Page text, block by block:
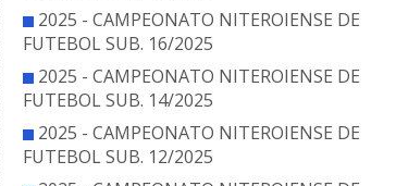
2025 - CAMPEONATO NITEROIENSE DE
FUTEBOL SUB. 16/2025
2025 - CAMPEONATO NITEROIENSE DE
FUTEBOL SUB. 14/2025
2025 - CAMPEONATO NITEROIENSE DE
FUTEBOL SUB. 12/2025